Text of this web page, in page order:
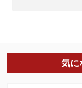
気に